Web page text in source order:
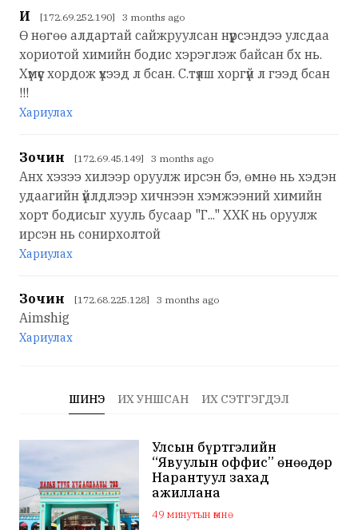
И [172.69.252.190] 3 months ago
Ө нөгөө алдартай сайжруулсан нүүрсэндээ улсдаа
хориотой химийн бодис хэрэглэж байсан бх нь.
Хүмүүс хордож үхээд л бсан. С.түлш хоргүй л гээд бсан
!!!
Хариулах
Зочин [172.69.45.149] 3 months ago
Анх хэзээ хилээр оруулж ирсэн бэ, өмнө нь хэдэн
удаагийн үйлдлээр хичнээн хэмжээний химийн
хорт бодисыг хууль бусаар "Г..." ХХК нь оруулж
ирсэн нь сонирхолтой
Хариулах
Зочин [172.68.225.128] 3 months ago
Aimshig
Хариулах
ШИНЭ ИХ УНШСАН ИХ СЭТГЭГДЭЛ
Улсын бүртгэлийн
“Явуулын оффис” өнөөдөр
Нарантуул захад
ажиллана
49 минутын өмнө